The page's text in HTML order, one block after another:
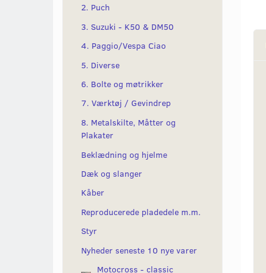
2. Puch
3. Suzuki - K50 & DM50
4. Paggio/Vespa Ciao
5. Diverse
6. Bolte og møtrikker
7. Værktøj / Gevindrep
8. Metalskilte, Måtter og
Plakater
Beklædning og hjelme
Dæk og slanger
Kåber
Reproducerede pladedele m.m.
Styr
Nyheder seneste 10 nye varer
Motocross - classic